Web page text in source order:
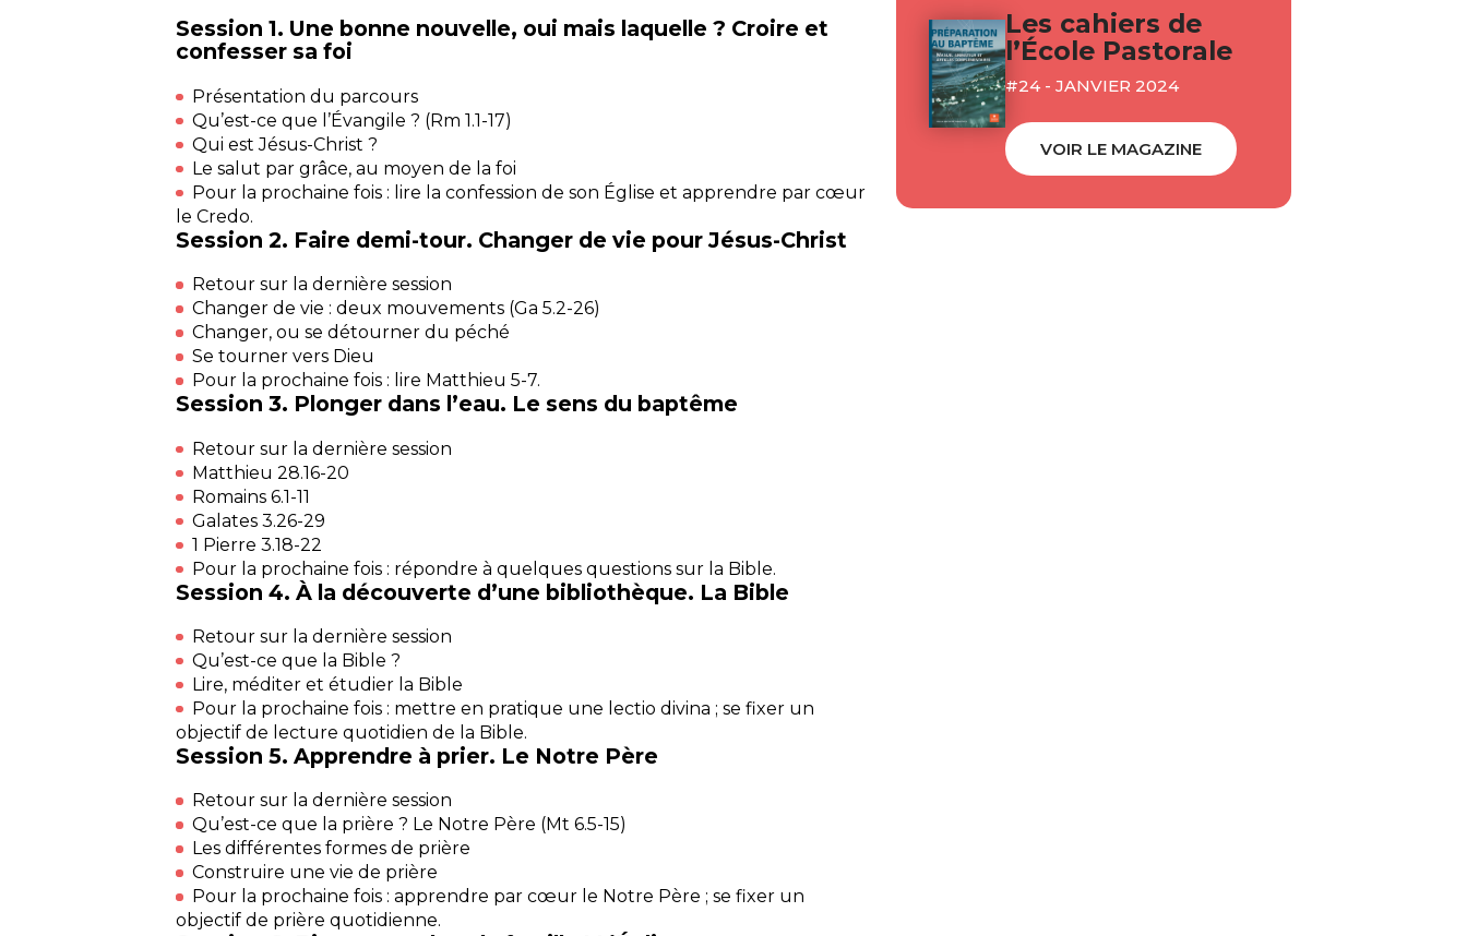
Session 1. Une bonne nouvelle, oui mais laquelle ? Croire et
confesser sa foi
Présentation du parcours
Qu’est-ce que l’Évangile ? (Rm 1.1-17)
Qui est Jésus-Christ ?
Le salut par grâce, au moyen de la foi
Pour la prochaine fois : lire la confession de son Église et apprendre par cœur
le Credo.
Session 2. Faire demi-tour. Changer de vie pour Jésus-Christ
Retour sur la dernière session
Changer de vie : deux mouvements (Ga 5.2-26)
Changer, ou se détourner du péché
Se tourner vers Dieu
Pour la prochaine fois : lire Matthieu 5-7.
Session 3. Plonger dans l’eau. Le sens du baptême
Retour sur la dernière session
Matthieu 28.16-20
Romains 6.1-11
Galates 3.26-29
1 Pierre 3.18-22
Pour la prochaine fois : répondre à quelques questions sur la Bible.
Session 4. À la découverte d’une bibliothèque. La Bible
Retour sur la dernière session
Qu’est-ce que la Bible ?
Lire, méditer et étudier la Bible
Pour la prochaine fois : mettre en pratique une l ectio divina ; se fixer un
objectif de lecture quotidien de la Bible.
Session 5. Apprendre à prier. Le Notre Père
Retour sur la dernière session
Qu’est-ce que la prière ? Le Notre Père (Mt 6.5-15)
Les différentes formes de prière
Construire une vie de prière
Pour la prochaine fois : apprendre par cœur le Notre Père ; se fixer un
objectif de prière quotidienne.
Les cahiers de
l’École Pastorale
#24 - JANVIER 2024
VOIR LE MAGAZINE